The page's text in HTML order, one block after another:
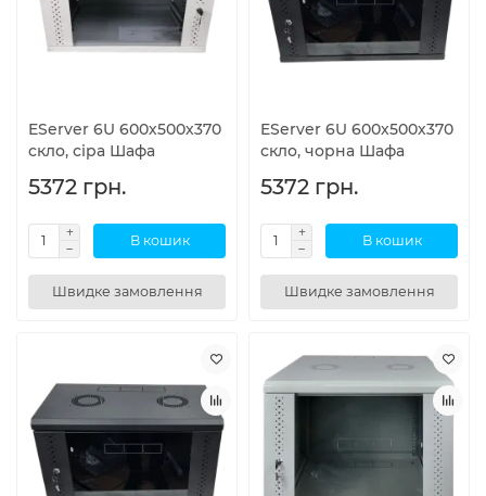
EServer 6U 600х500х370
скло, сіра Шафа
5372 грн.
В кошик
Швидке замовлення
EServer 6U 600х500х370
скло, чорна Шафа
5372 грн.
В кошик
Швидке замовлення